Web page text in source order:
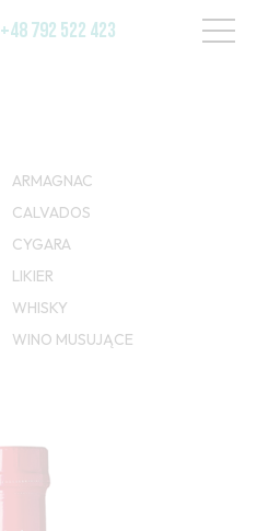
+48 792 522 423
ARMAGNAC
CALVADOS
CYGARA
LIKIER
WHISKY
WINO MUSUJĄCE